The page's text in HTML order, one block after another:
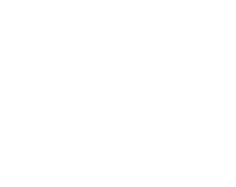
ter ondersteuning bij dit debat
van radioactief afval.